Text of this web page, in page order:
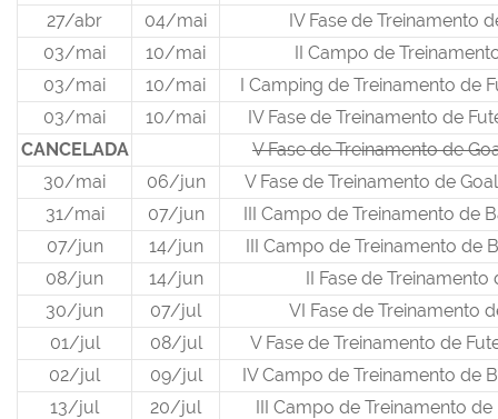
27/abr
04/mai
IV Fase de Treinamento
03/mai
10/mai
II Campo de
03/mai
10/mai
I Camping de Treinamento de
03/mai
10/mai
IV Fase de Treinamento de
CANCELADA
V Fase de Treinamento de
30/mai
06/jun
V Fase de Treinamento de
31/mai
07/jun
III Campo de Treinamento de
07/jun
14/jun
III Campo de Treinamento de
08/jun
14/jun
II Fase de Treinamento
30/jun
07/jul
VI Fase de Treinamento
01/jul
08/jul
V Fase de Treinamento de
02/jul
09/jul
IV Campo de Treinamento de
13/jul
20/jul
III Campo de Treinamento